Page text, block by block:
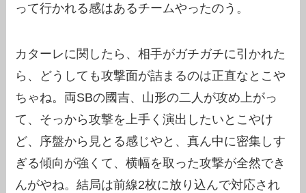
って行かれる感はあるチームやったのう。
カターレに関したら、相手がガチガチに引かれた
ら、どうしても攻撃面が詰まるのは正直なとこや
ちゃね。両SBの國吉、山形の二人が攻め上がっ
て、そっから攻撃を上手く演出したいとこやけ
ど、序盤から見とる感じやと、真ん中に密集しす
ぎる傾向が強くて、横幅を取った攻撃が全然でき
んがやね。結局は前線2枚に放り込んで対応され